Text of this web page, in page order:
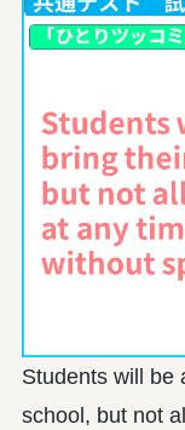
Students will be
school, but not